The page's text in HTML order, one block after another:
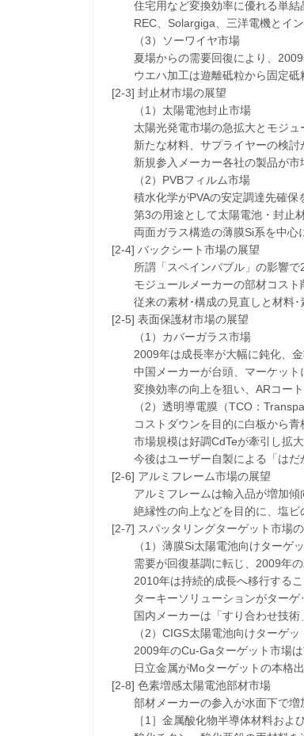
住宅用など変換効率に優れる単結
REC、Solargiga、三洋電機とイン
（3）ソーワイヤ市場
夏場からの需要回復により、2009
ウエハ加工は遊離砥粒から固定砥
[2-3] 封止材市場の展望
（1）太陽電池封止市場
太陽光発電市場の急拡大とモジュ
新たな材料、サプライヤーの検討
新規参入メーカー各社の製品が市
（2）PVBフィルム市場
積水化学がPVAの安定調達先確保
第3の用途として太陽電池・封止
両面ガラス構造の薄膜Si系を中心
[2-4] バックシート市場の展望
所謂「スペインバブル」の影響で
モジュールメーカーの部材コスト
従来の素材･構成の見直しと材料･
[2-5] 表面保護材市場の展望
（1）カバーガラス市場
2009年は成長率が大幅に鈍化、金
中国メーカーが台頭、マーケット
変換効率の向上を狙い、ARコート
（2）透明導電膜（TCO：
コストダウンを目的に白板から青
市場規模は好調CdTeが牽引し拡大
今後はユーザー自製による「はだ
[2-6] アルミフレーム市場の展望
アルミフレームは輸入品が増加傾
絶縁性の向上などを目的に、塩ビ
[2-7] スパッタリングターゲット市場
（1）薄膜Si太陽電池向けターゲッ
需要が回復基調に転じ、2009年の
2010年は持続的成長へ移行するこ
ターキーソリューションがターゲ
国内メーカーは「すり合わせ技術
（2）CIGS太陽電池向けターゲッ
2009年のCu-Gaターゲット市場は
日立金属がMoターゲットの本格出
[2-8] 色素増感太陽電池部材市場
部材メーカーの参入が水面下で増
［1］金属酸化物半導体材料およ